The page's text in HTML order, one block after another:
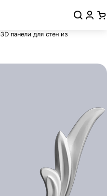
3D панели для стен из